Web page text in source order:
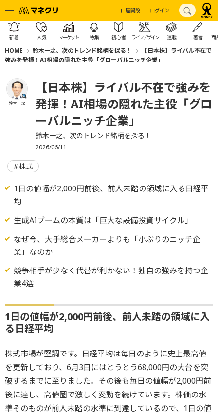
口座開設 ログイン
新着 人気 マーケット 特集 初心者 ライフデザイン 連載 著者 商
HOME 鈴木一之、次のトレンド銘柄を探る！
【日本株】ライバル不在で
強みを発揮！AI相場の隠れた主役「グローバルニッチ企業」
鈴木 一之
【日本株】ライバル不在で強みを
発揮！AI相場の隠れた主役「グロ
ーバルニッチ企業」
鈴木一之、次のトレンド銘柄を探る！
2026/06/11
株式
1日の値幅が2,000円前後、前人未踏の領域に入る日経平
均
生成AIブームの本質は「巨大な設備投資サイクル」
なぜ今、大手総合メーカーよりも「小ぶりのニッチ企
業」なのか
競争相手が少なく代替が利かない！独自の強みを持つ企
業4選
1日の値幅が2,000円前後、前人未踏の領域に入
る日経平均
株式市場が堅調です。日経平均は毎日のように史上最高値
を更新しており、6月3日にはとうとう68,000円の大台を突
破するまでに至りました。その後も毎日の値幅が2,000円前
後に達し、高値圏で激しく変動を続けています。株価の水
準そのものが前人未踏の水準に到達しているので、1日の値